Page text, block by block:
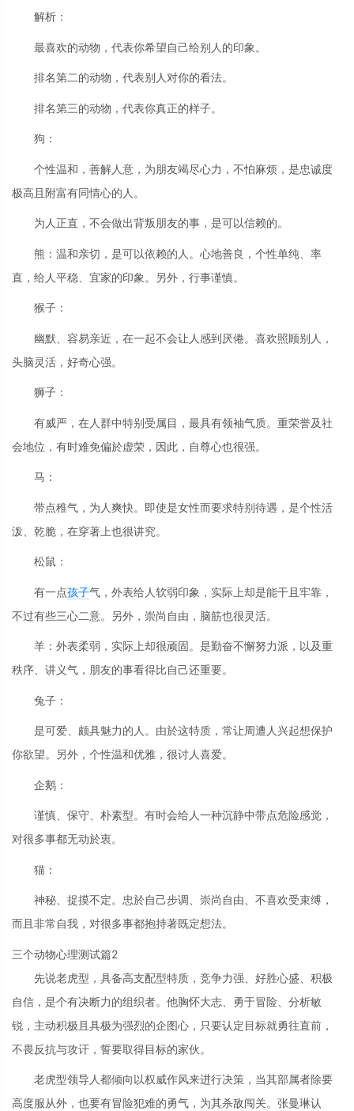
解析：
最喜欢的动物，代表你希望自己给别人的印象。
排名第二的动物，代表别人对你的看法。
排名第三的动物，代表你真正的样子。
狗：
个性温和，善解人意，为朋友竭尽心力，不怕麻烦，是忠诚度
极高且附富有同情心的人。
为人正直，不会做出背叛朋友的事，是可以信赖的。
熊：温和亲切，是可以依赖的人。心地善良，个性单纯、率
直，给人平稳、宜家的印象。另外，行事谨慎。
猴子：
幽默、容易亲近，在一起不会让人感到厌倦。喜欢照顾别人，
头脑灵活，好奇心强。
狮子：
有威严，在人群中特别受属目，最具有领袖气质。重荣誉及社
会地位，有时难免偏於虚荣，因此，自尊心也很强。
马：
带点稚气，为人爽快。即使是女性而要求特别待遇，是个性活
泼、乾脆，在穿著上也很讲究。
松鼠：
有一点孩子气，外表给人软弱印象，实际上却是能干且牢靠，
不过有些三心二意。另外，崇尚自由，脑筋也很灵活。
羊：外表柔弱，实际上却很顽固。是勤奋不懈努力派，以及重
秩序、讲义气，朋友的事看得比自己还重要。
兔子：
是可爱、颇具魅力的人。由於这特质，常让周遭人兴起想保护
你欲望。另外，个性温和优雅，很讨人喜爱。
企鹅：
谨慎、保守、朴素型。有时会给人一种沉静中带点危险感觉，
对很多事都无动於衷。
猫：
神秘、捉摸不定。忠於自己步调、崇尚自由、不喜欢受束缚，
而且非常自我，对很多事都抱持著既定想法。
三个动物心理测试篇2
先说老虎型，具备高支配型特质，竞争力强、好胜心盛、积极
自信，是个有决断力的组织者。他胸怀大志、勇于冒险、分析敏
锐，主动积极且具极为强烈的企图心，只要认定目标就勇往直前，
不畏反抗与攻讦，誓要取得目标的家伙。
老虎型领导人都倾向以权威作风来进行决策，当其部属者除要
高度服从外，也要有冒险犯难的勇气，为其杀敌闯关。张曼琳认